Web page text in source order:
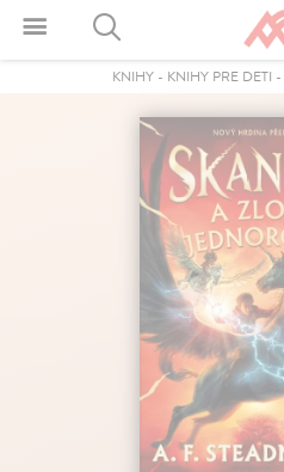
KNIHY - KNIHY PRE DETI -